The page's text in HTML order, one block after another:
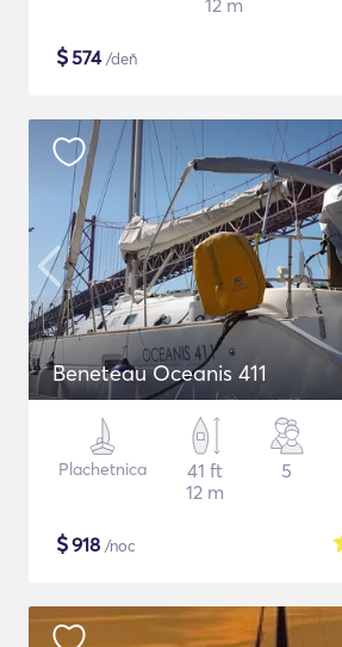
12 m
$574/deň
Beneteau Oceanis 411
Plachetnica
41 ft
12 m
5
$918 /noc